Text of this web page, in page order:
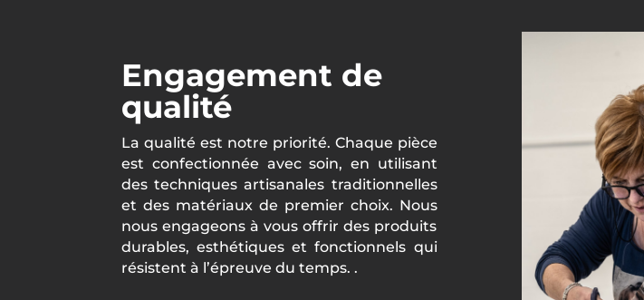
Engagement de
qualité
La qualité est notre priorité. Chaque pièce
est confectionnée avec soin, en utilisant
des techniques artisanales traditionnelles
et des matériaux de premier choix. Nous
nous engageons à vous offrir des produits
durables, esthétiques et fonctionnels qui
résistent à l’épreuve du temps. .